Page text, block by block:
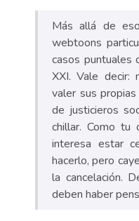
Más allá de
webtoons
casos puntuales
XXI. Vale decir:
valer sus
de justicieros
chillar. Como tu
interesa estar
hacerlo, pero
la cancelación.
deben haber